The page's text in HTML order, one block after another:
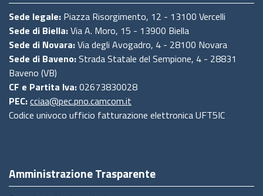
Sede legale: Piazza Risorgimento, 12 - 13100 Vercelli
Sede di Biella:Via A. Moro, 15 - 13900 Biella
Sede di Novara:Via degli Avogadro, 4 - 28100 Novara
Sede di Baveno:Strada Statale del Sempione, 4 - 28831
Baveno (VB)
CF e Partita Iva:02673830028
PEC:cciaa@pec.pno.camcom.it
Codice univoco ufficio fatturazione elettronica UFT5IC
Amministrazione Trasparente